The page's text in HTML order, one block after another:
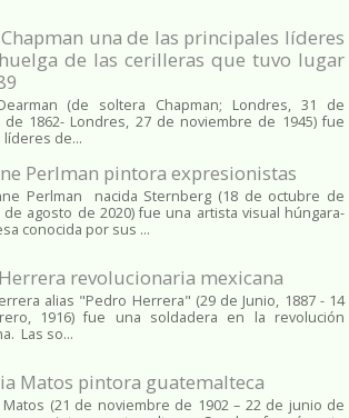
una de las principales líderes
de las cerilleras que tuvo lugar
(de soltera Chapman; Londres, 31 de
de 1862​- Londres, 27 de noviembre de 1945)​ fue
de...
Perlman pintora expresionistas
Perlman nacida Sternberg (18 de octubre de
de agosto de 2020) fue una artista visual húngara-
conocida por sus ...
revolucionaria mexicana
alias "Pedro Herrera" (29 de Junio, 1887 - 14
1916) fue una soldadera en la revolución
Las so...
Matos pintora guatemalteca
Matos (21 de noviembre de 1902 – 22 de junio de